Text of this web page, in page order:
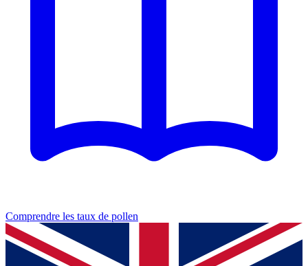
Comprendre les taux de pollen